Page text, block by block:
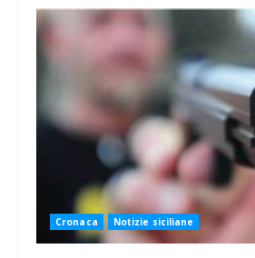
Cronaca Notizie siciliane